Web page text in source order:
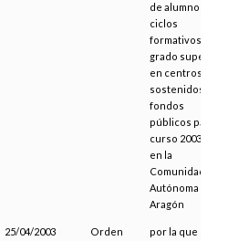
de alumnos en
ciclos
formativos de
grado superior
en centros
sostenidos con
fondos
públicos para el
curso 2003/2004
en la
Comunidad
Autónoma de
Aragón
25/04/2003 Orden
por la que se